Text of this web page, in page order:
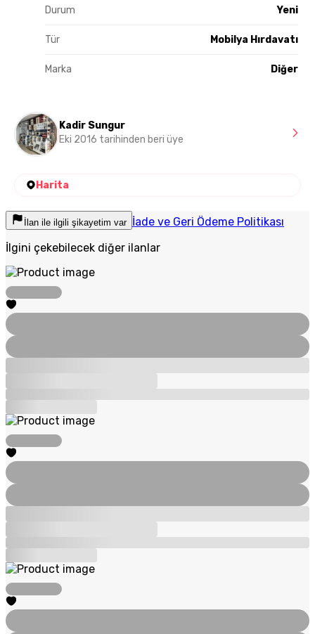
Durum Yeni
Tür Mobilya Hırdavatı
Marka Diğer
Kadir Sungur
Eki 2016 tarihinden beri üye
Harita
İlan ile ilgili şikayetim var İade ve Geri Ödeme Politikası
İlgini çekebilecek diğer ilanlar